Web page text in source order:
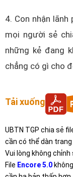
4. Con nhận
mọi người sẻ
những kẻ đang
chẳng có gì cho
Tải xuống
UBTN TGP chia sẻ
cần có thể dàn trang
Vui lòng không
File Encore 5.0